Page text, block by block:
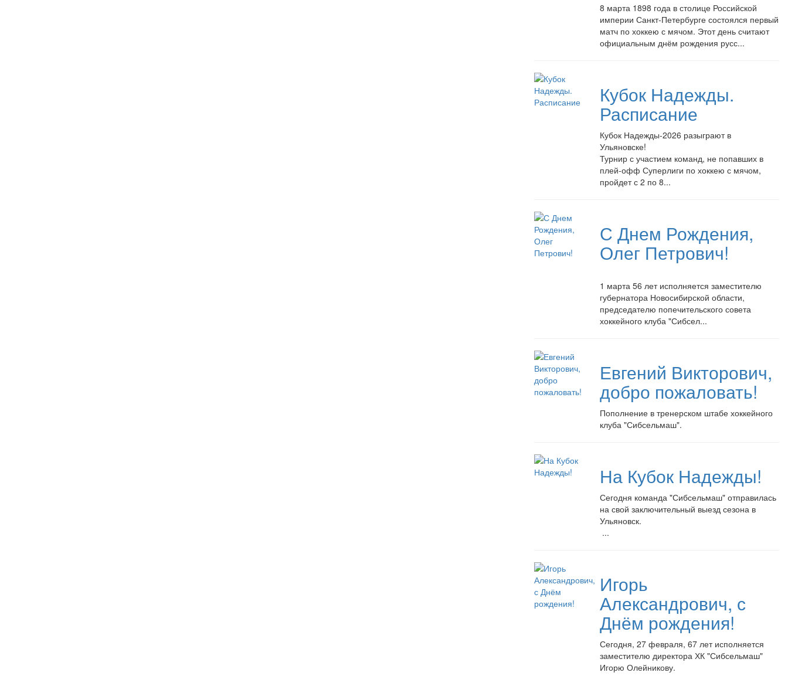
8 марта 1898 года в столице Российской
империи Санкт-Петербурге состоялся первый
матч по хоккею с мячом. Этот день считают
официальным днём рождения русс...
Кубок Надежды.
Расписание
Кубок Надежды-2026 разыграют в
Ульяновске!
Турнир с участием команд, не попавших в
плей-офф Суперлиги по хоккею с мячом,
пройдет с 2 по 8...
С Днем Рождения,
Олег Петрович!
1 марта 56 лет исполняется заместителю
губернатора Новосибирской области,
председателю попечительского совета
хоккейного клуба "Сибсел...
Евгений Викторович,
добро пожаловать!
Пополнение в тренерском штабе хоккейного
клуба "Сибсельмаш".
На Кубок Надежды!
Сегодня команда "Сибсельмаш" отправилась
на свой заключительный выезд сезона в
Ульяновск.
...
Игорь
Александрович, с
Днём рождения!
Сегодня, 27 февраля, 67 лет исполняется
заместителю директора ХК "Сибсельмаш"
Игорю Олейникову.